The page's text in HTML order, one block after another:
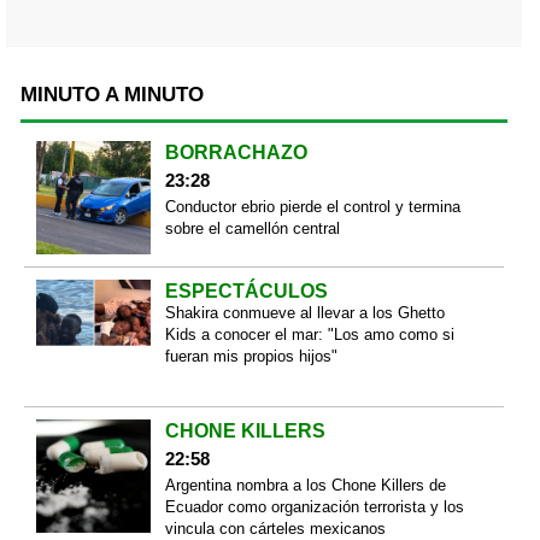
MINUTO A MINUTO
BORRACHAZO
23:28
Conductor ebrio pierde el control y termina
sobre el camellón central
ESPECTÁCULOS
Shakira conmueve al llevar a los Ghetto
Kids a conocer el mar: "Los amo como si
fueran mis propios hijos"
CHONE KILLERS
22:58
Argentina nombra a los Chone Killers de
Ecuador como organización terrorista y los
vincula con cárteles mexicanos